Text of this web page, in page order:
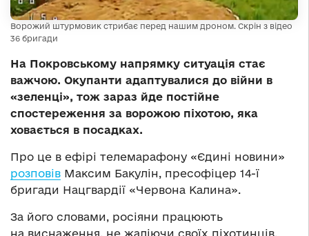
Ворожий штурмовик стрибає перед нашим дроном. Скрін з відео
36 бригади
На Покровському напрямку ситуація стає
важчою. Окупанти адаптувалися до війни в
«зеленці», тож зараз йде постійне
спостереження за ворожою піхотою, яка
ховається в посадках.
Про це в ефірі телемарафону «Єдині новини»
розповів Максим Бакулін, пресофіцер 14-ї
бригади Нацгвардії «Червона Калина».
За його словами, росіяни працюють
на виснаження, не жаліючи своїх піхотинців.